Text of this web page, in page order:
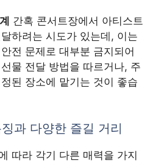
간혹 콘서트장에서 아티스트
하려는 시도가 있는데, 이는
전 문제로 대부분 금지되어
물 전달 방법을 따르거나, 주
된 장소에 맡기는 것이 좋습
과 다양한 즐길 거리
따라 각기 다른 매력을 가지